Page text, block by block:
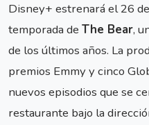
Disney+ estrenará el 26
temporada de The Bear,
de los últimos años. La
premios Emmy y cinco
nuevos episodios que se
restaurante bajo la